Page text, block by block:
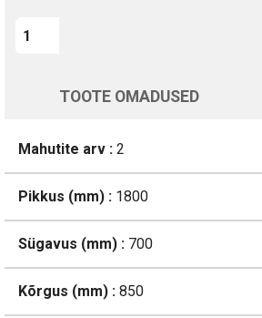
TOOTE OMADUSED
Mahutite arv : 2
Pikkus (mm) : 1800
Sügavus (mm) : 700
Kõrgus (mm) : 850